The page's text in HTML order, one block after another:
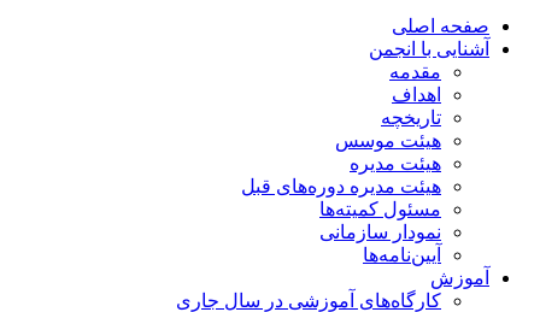
صفحه اصلی
آشنایی با انجمن
مقدمه
اهداف
تاریخچه
هیئت موسس
هیئت مدیره
هیئت مدیره دوره‌های قبل
مسئول کمیته‌ها
نمودار سازمانی
آیین‌نامه‌ها
آموزش
کارگاه‌های آموزشی در سال جاری